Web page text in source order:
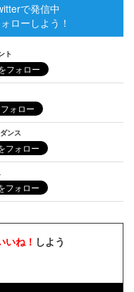
で発信中
ローしよう！
ト
ンス
いね！ しよう